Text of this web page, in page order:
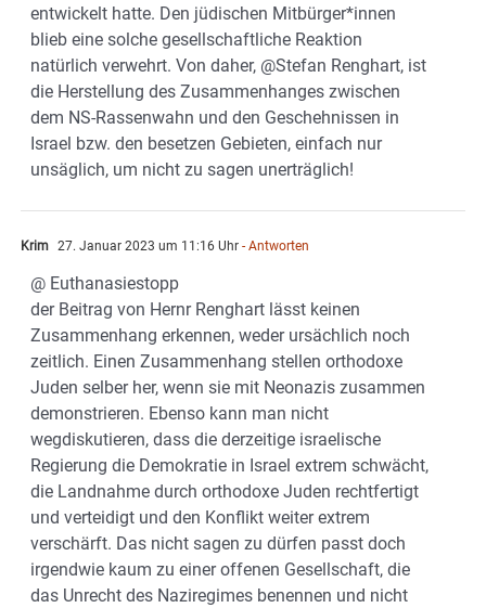
entwickelt hatte. Den jüdischen Mitbürger*innen
blieb eine solche gesellschaftliche Reaktion
natürlich verwehrt. Von daher, @Stefan Renghart, ist
die Herstellung des Zusammenhanges zwischen
dem NS-Rassenwahn und den Geschehnissen in
Israel bzw. den besetzen Gebieten, einfach nur
unsäglich, um nicht zu sagen unerträglich!
Krim 27. Januar 2023 um 11:16 Uhr - Antworten
@ Euthanasiestopp
der Beitrag von Hernr Renghart lässt keinen
Zusammenhang erkennen, weder ursächlich noch
zeitlich. Einen Zusammenhang stellen orthodoxe
Juden selber her, wenn sie mit Neonazis zusammen
demonstrieren. Ebenso kann man nicht
wegdiskutieren, dass die derzeitige israelische
Regierung die Demokratie in Israel extrem schwächt,
die Landnahme durch orthodoxe Juden rechtfertigt
und verteidigt und den Konflikt weiter extrem
verschärft. Das nicht sagen zu dürfen passt doch
irgendwie kaum zu einer offenen Gesellschaft, die
das Unrecht des Naziregimes benennen und nicht